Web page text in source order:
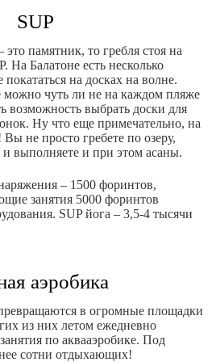
SUP
памятник, то гребля стоя на
На Балатоне есть несколько
на досках на волне.
можно чуть ли не на каждом пляже
возможность выбрать доски для
Ну что еще примечательно, на
Вы не просто гребете по озеру,
и выполняете и при этом асаны.
– 1500 форинтов,
занятия 5000 форинтов
SUP йога – 3,5-4 тысячи
аэробика
в огромные площадки
из них летом ежедневно
по аквааэробике. Под
сотни отдыхающих!